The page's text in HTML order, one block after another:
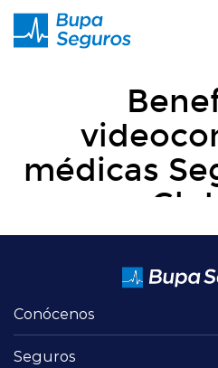
Seguros para Personas
Seguros para Empresas
Centro de Ayuda
Conócenos
Seguros